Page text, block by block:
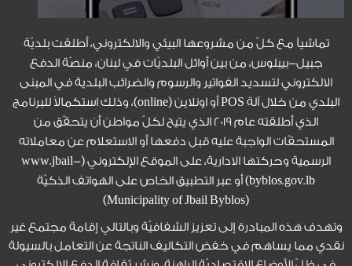
تماشياً مع كلّ من مشروعها البيئي والالكتروني، أطلقت بلديّة
جبيل-بيبلوس، من بين أوائل البلديّات في لبنان، منصّة الدفع
الالكتروني لتسديد الفواتير والرسوم والضرائب البلدية في المبنى
البلدي من خلال آلة POS أو اونلاين (online)، وذلك استكمالاً للبرنامج
الذي أطلقته عام 2019 الذي يتيح لكلّ مواطن أن يتحقّق من
المستحقّات الواجبة عليه قبل دفعها أو الاستعلام عن معاملاته
الرسمية وحركتها الادارية، على الموقع الإلكتروني (www.jbail-
byblos.gov.lb) أو عبر التطبيق الخاص على الهواتف الذكيّة
(Municipality of Jbail Byblos)
وتهدف هذه المبادرة إلى تعزيز الشفافيّة وبالتالي إقامة مجتمع غير
نقدي مما يساهم في خفض التكاليف الناتجة عن التعامل بالسيولة